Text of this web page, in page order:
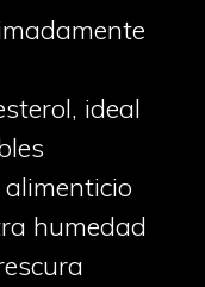
ideal
humedad